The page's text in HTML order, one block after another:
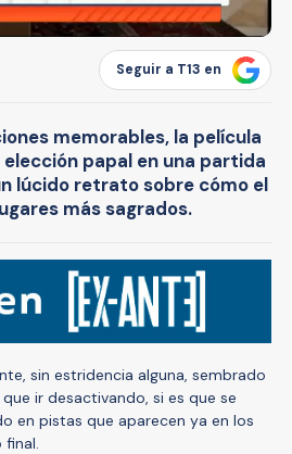
Seguir a T13 en
memorables, la película
papal en una partida
lúcido retrato sobre cómo el
más sagrados.
sin estridencia alguna, sembrado
ir desactivando, si es que se
en pistas que aparecen ya en los